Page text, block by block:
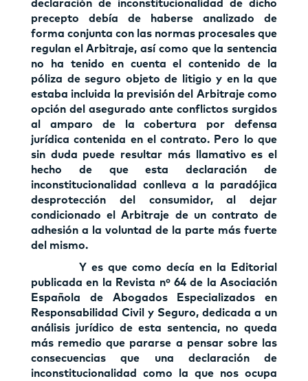
declaración de inconstitucionalidad de dicho
precepto debía de haberse analizado de
forma conjunta con las normas procesales que
regulan el Arbitraje, así como que la sentencia
no ha tenido en cuenta el contenido de la
póliza de seguro objeto de litigio y en la que
estaba incluida la previsión del Arbitraje como
opción del asegurado ante conflictos surgidos
al amparo de la cobertura por defensa
jurídica contenida en el contrato. Pero lo que
sin duda puede resultar más llamativo es el
hecho de que esta declaración de
inconstitucionalidad conlleva a la paradójica
desprotección del consumidor, al dejar
condicionado el Arbitraje de un contrato de
adhesión a la voluntad de la parte más fuerte
del mismo.
Y es que como decía en la Editorial
publicada en la Revista nº 64 de la Asociación
Española de Abogados Especializados en
Responsabilidad Civil y Seguro, dedicada a un
análisis jurídico de esta sentencia, no queda
más remedio que pararse a pensar sobre las
consecuencias que una declaración de
inconstitucionalidad como la que nos ocupa